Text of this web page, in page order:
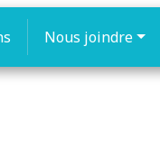
Nous joindre